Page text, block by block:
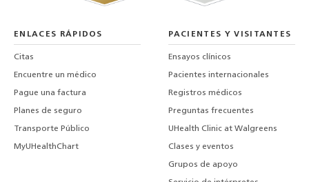
ENLACES RÁPIDOS
Citas
Encuentre un médico
Pague una factura
Planes de seguro
Transporte Público
MyUHealthChart
PACIENTES Y VISITANTES
Ensayos clínicos
Pacientes internacionales
Registros médicos
Preguntas frecuentes
UHealth Clinic at Walgreens
Clases y eventos
Grupos de apoyo